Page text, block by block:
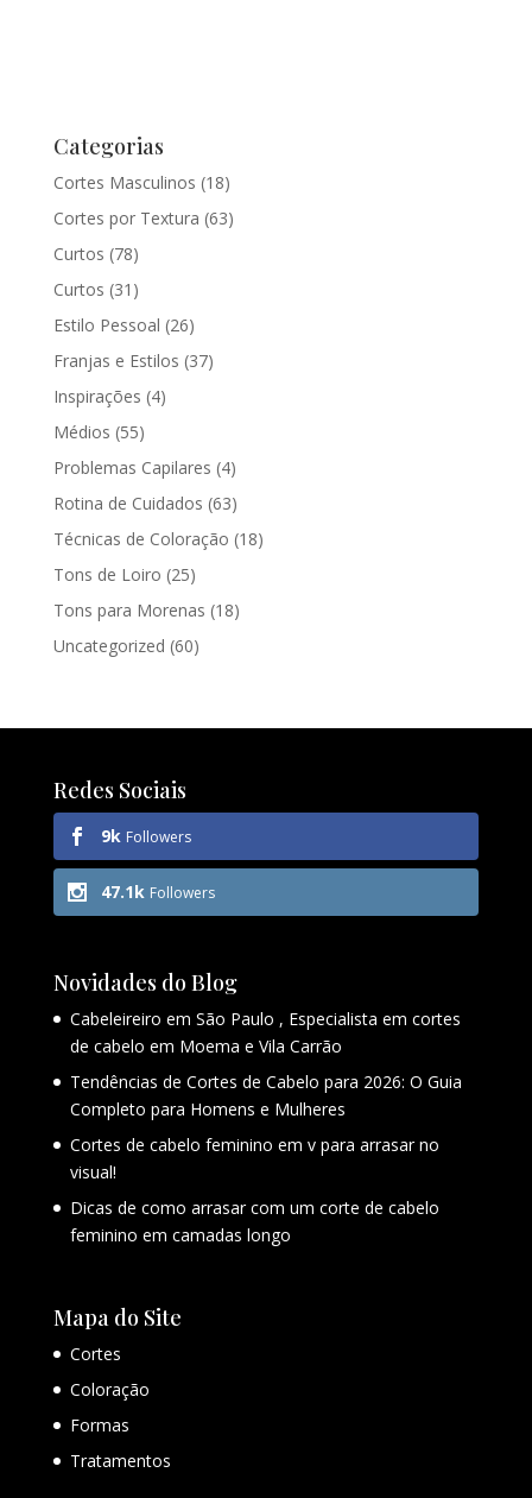
Categorias
Cortes Masculinos (18)
Cortes por Textura (63)
Curtos (78)
Curtos (31)
Estilo Pessoal (26)
Franjas e Estilos (37)
Inspirações (4)
Médios (55)
Problemas Capilares (4)
Rotina de Cuidados (63)
Técnicas de Coloração (18)
Tons de Loiro (25)
Tons para Morenas (18)
Uncategorized (60)
Redes Sociais
9k Followers
47.1k Followers
Novidades do Blog
Cabeleireiro em São Paulo , Especialista em cortes
de cabelo em Moema e Vila Carrão
Tendências de Cortes de Cabelo para 2026: O Guia
Completo para Homens e Mulheres
Cortes de cabelo feminino em v para arrasar no
visual!
Dicas de como arrasar com um corte de cabelo
feminino em camadas longo
Mapa do Site
Cortes
Coloração
Formas
Tratamentos